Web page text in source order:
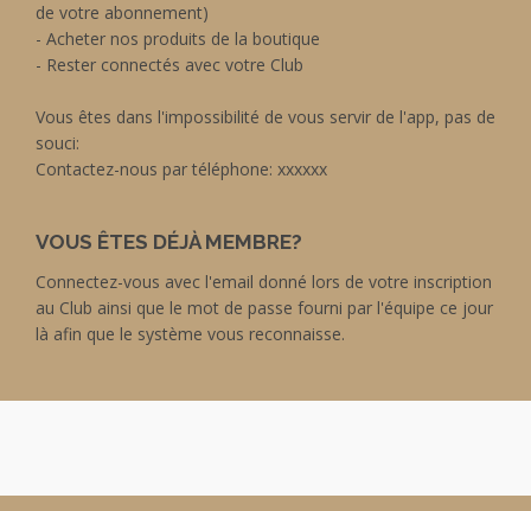
de votre abonnement)
- Acheter nos produits de la boutique
- Rester connectés avec votre Club
Vous êtes dans l'impossibilité de vous servir de l'app, pas de
souci:
Contactez-nous par téléphone: xxxxxx
VOUS ÊTES DÉJÀ MEMBRE?
Connectez-vous avec l'email donné lors de votre inscription
au Club ainsi que le mot de passe fourni par l'équipe ce jour
là afin que le système vous reconnaisse.